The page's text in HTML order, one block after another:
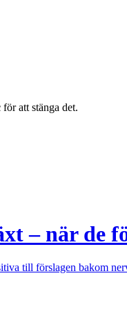
för att stänga det.
– när de
till förslagen bakom